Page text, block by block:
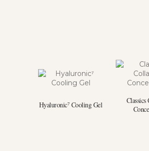
Hyaluronic⁷ Cooling Gel
Classics